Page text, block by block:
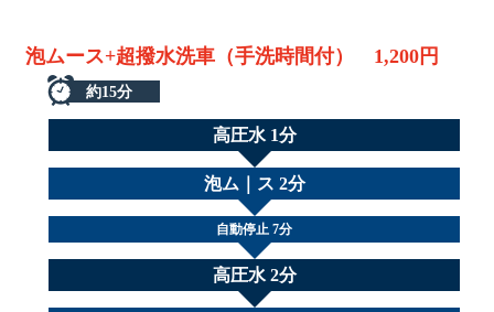
泡ムース+超撥水洗車（手洗時間付） 1,200円
約15分
高圧水 1分
泡ム｜ス 2分
自動停止 7分
高圧水 2分